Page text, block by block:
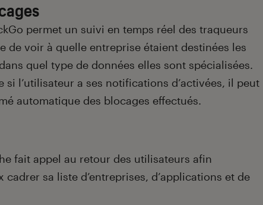
permet un suivi en temps réel des traqueurs
de voir à quelle entreprise étaient destinées les
quel type de données elles sont spécialisées.
si l’utilisateur a ses notifications d’activées, il peut
automatique des blocages effectués.
fait appel au retour des utilisateurs afin
cadrer sa liste d’entreprises, d’applications et de